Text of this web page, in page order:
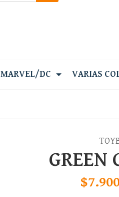
MARVEL/DC VARIAS
GREEN